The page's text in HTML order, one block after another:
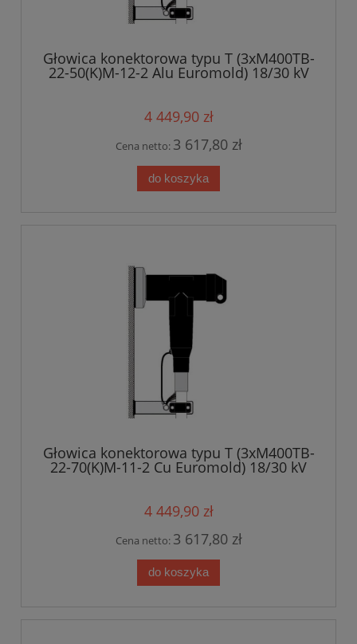
Głowica konektorowa typu T (3xM400TB-
22-50(K)M-12-2 Alu Euromold) 18/30 kV
4 449,90 zł
Cena netto: 3 617,80 zł
do koszyka
Głowica konektorowa typu T (3xM400TB-
22-70(K)M-11-2 Cu Euromold) 18/30 kV
4 449,90 zł
Cena netto: 3 617,80 zł
do koszyka